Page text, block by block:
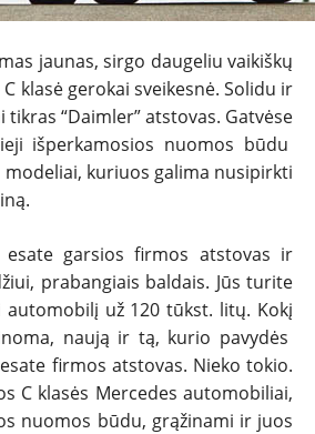
NAUJIENOS
NAUJI
NAUDOTI
REPORTAŽAI
jaunas, sirgo daugeliu vaikiškų
klasė gerokai sveikesnė. Solidu ir
“Daimler” atstovas. Gatvėse
išperkamosios nuomos būdu
modeliai, kuriuos galima nusipirkti
esate garsios firmos atstovas ir
prabangiais baldais. Jūs turite
už 120 tūkst. litų. Kokį
naują ir tą, kurio pavydės
firmos atstovas. Nieko tokio.
C klasės Mercedes automobiliai,
nuomos būdu, grąžinami ir juos